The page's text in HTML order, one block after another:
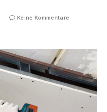
Keine Kommentare